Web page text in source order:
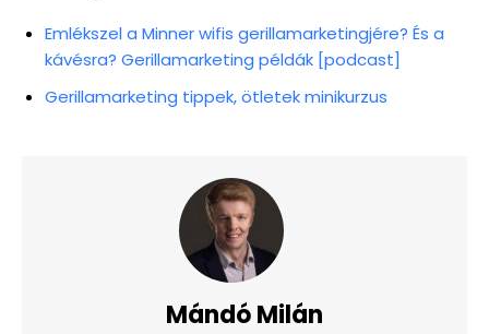
Emlékszel a Minner wifis gerillamarketingjére? És a
kávésra? Gerillamarketing példák [podcast]
Gerillamarketing tippek, ötletek minikurzus
Mándó Milán